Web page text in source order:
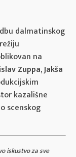
dalmatinskog
na
Zuppa, Jakša
kazališne
scenskog
iskustvo za sve